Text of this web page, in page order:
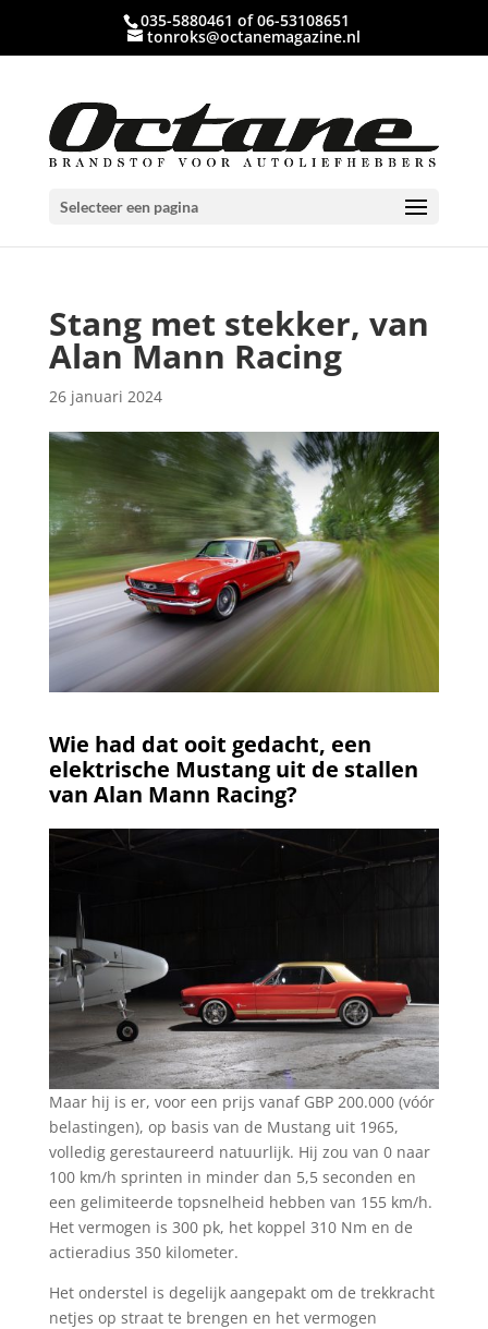
035-5880461 of 06-53108651
tonroks@octanemagazine.nl
Selecteer een pagina
Stang met stekker, van
Alan Mann Racing
26 januari 2024
Wie had dat ooit gedacht, een
elektrische Mustang uit de stallen
van Alan Mann Racing?
Maar hij is er, voor een prijs vanaf GBP 200.000 (vóór
belastingen), op basis van de Mustang uit 1965,
volledig gerestaureerd natuurlijk. Hij zou van 0 naar
100 km/h sprinten in minder dan 5,5 seconden en
een gelimiteerde topsnelheid hebben van 155 km/h.
Het vermogen is 300 pk, het koppel 310 Nm en de
actieradius 350 kilometer.
Het onderstel is degelijk aangepakt om de trekkracht
netjes op straat te brengen en het vermogen